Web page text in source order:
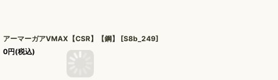
アーマーガアVMAX【CSR】【鋼】 [S8b_249]
0円(税込)